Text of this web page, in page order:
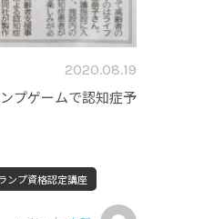
2020.08.19
プゲームで認知症予
プ資格認定講座